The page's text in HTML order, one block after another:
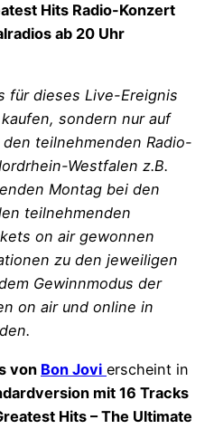
Hits Radio-Konzert
ab 20 Uhr
für dieses Live-Ereignis
sondern nur auf
teilnehmenden Radio-
Westfalen z.B.
Montag bei den
teilnehmenden
on air gewonnen
zu den jeweiligen
Gewinnmodus der
on air und online in
von Bon Jovi erscheint in
mit 16 Tracks
Hits – The Ultimate